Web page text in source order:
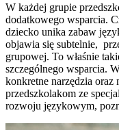
W każdej grupie
dodatkowego wsparcia.
dziecko unika zabaw
objawia się subtelnie,
grupowej. To właśnie
szczególnego wsparcia.
konkretne narzędzia oraz
przedszkolakom ze
rozwoju językowym,